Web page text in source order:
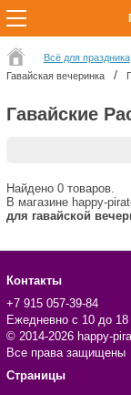
Всё для праздника
Гавайская вечеринка
Гавайские
Найдено 0 товаров.
В магазине happy-
для гавайской
Контакты
+7 915 057-39-84
Ежедневно с 10 до 18
© 2014-2026 happy-
Все права защищены
Страницы